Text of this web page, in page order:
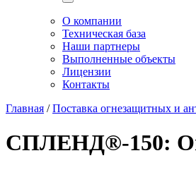
О компании
Техническая база
Наши партнеры
Выполненные объекты
Лицензии
Контакты
Главная /Поставка огнезащитных и
СПЛЕНД®-150: